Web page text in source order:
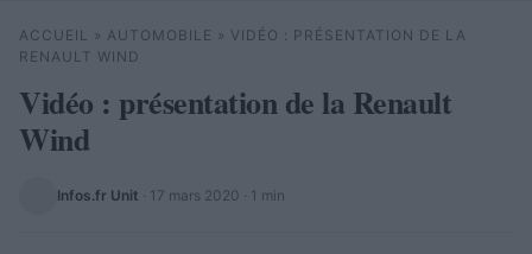
Rechercher ⌕
ACCUEIL » AUTOMOBILE » VIDÉO : PRÉSENTATION DE LA
RENAULT WIND
Vidéo : présentation de la Renault
Wind
Infos.fr Unit · 17 mars 2020 · 1 min